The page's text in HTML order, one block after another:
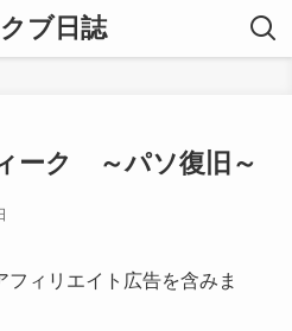
ブ日誌
ーク ～パソ復旧～
ィリエイト広告を含みま